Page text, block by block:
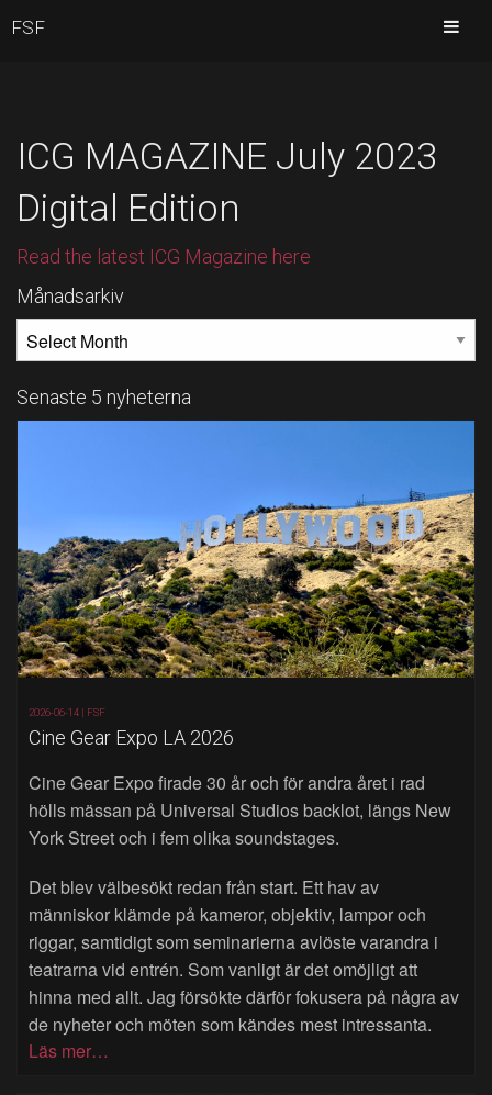
ICG MAGAZINE July 2023
Digital Edition
Read the latest ICG Magazine here
Månadsarkiv
Senaste 5 nyheterna
2026-06-14 | FSF
Cine Gear Expo LA 2026
Cine Gear Expo firade 30 år och för andra året i rad
hölls mässan på Universal Studios backlot, längs New
York Street och i fem olika soundstages.
Det blev välbesökt redan från start. Ett hav av
människor klämde på kameror, objektiv, lampor och
riggar, samtidigt som seminarierna avlöste varandra i
teatrarna vid entrén. Som vanligt är det omöjligt att
hinna med allt. Jag försökte därför fokusera på några av
de nyheter och möten som kändes mest intressanta.
Läs mer…
FSF